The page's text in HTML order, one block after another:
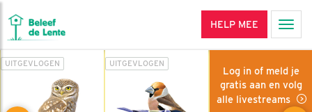
HELP MEE
UITGEVLOGEN UITGEVLOGEN
Log in of meld je
gratis aan en volg
alle livestreams